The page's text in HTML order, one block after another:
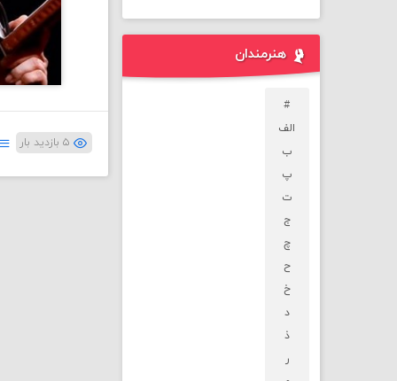
۵ بازدید بار
هنرمندان
#
الف
ب
پ
ت
ج
چ
ح
خ
د
ذ
ر